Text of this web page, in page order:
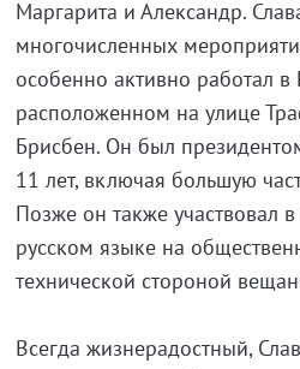
Маргарита и Александр.
многочисленных
особенно активно работал в
расположенном на улице
Брисбен. Он был
11 лет, включая большую
Позже он также участвовал
русском языке на
технической стороной
Всегда жизнерадостный,